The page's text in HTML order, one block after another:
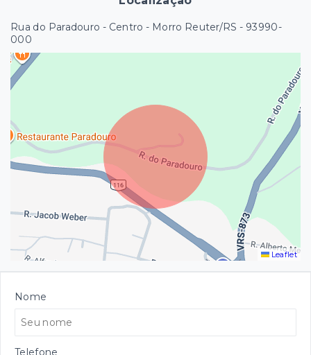
Rua do Paradouro - Centro - Morro Reuter/RS - 93990-
000
Leaflet
Nome
Telefone